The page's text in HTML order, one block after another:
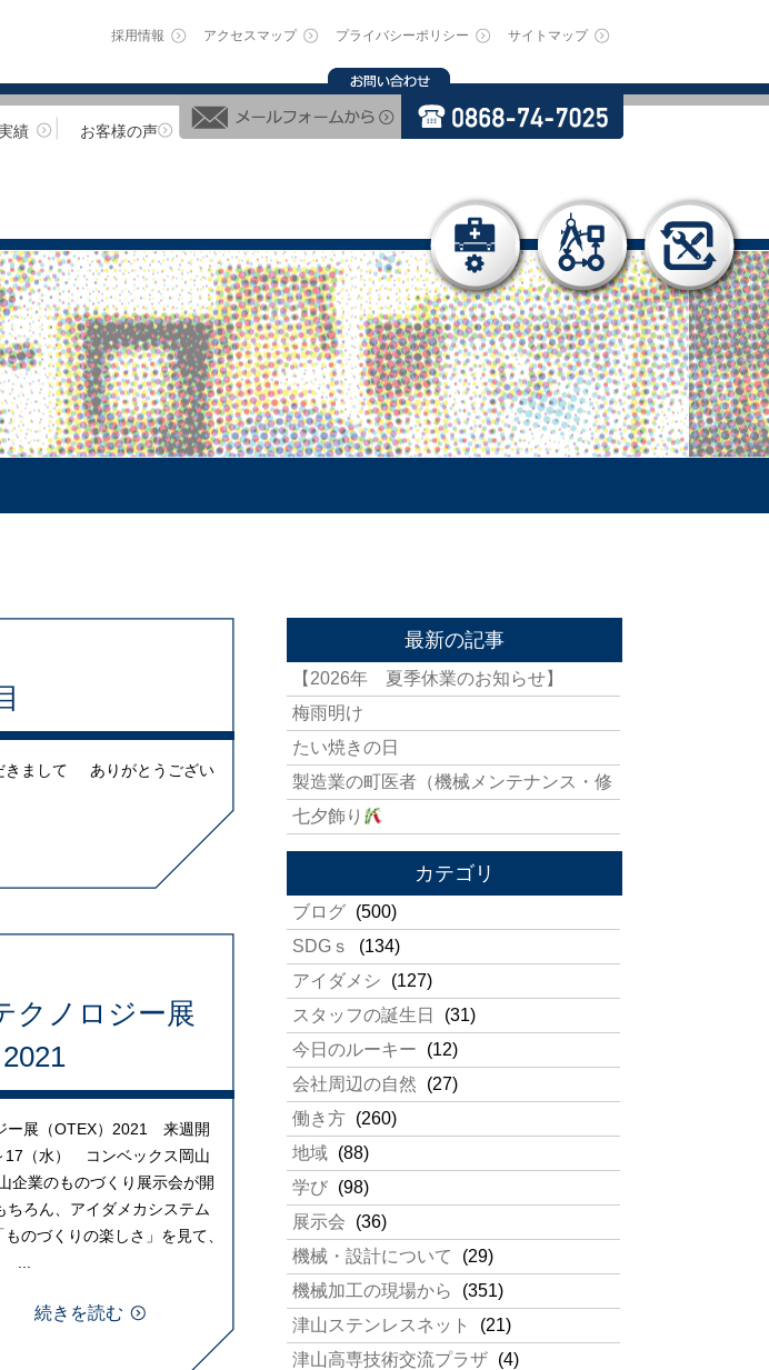
採用情報 アクセスマップ プライバシーポリシー サイトマップ
績 お客様の声
きまして ありがとうござい
クノロジー展
2021
ー展（OTEX）2021 来週開
17（水） コンベックス岡山
企業のものづくり展示会が開
ろん、アイダメカシステム
のづくりの楽しさ」を見て、
...
続きを読む
最新の記事
【2026年 夏季休業のお知らせ】
梅雨明け
たい焼きの日
製造業の町医者（機械メンテナンス・修
七夕飾り
カテゴリ
ブログ (500)
SDGｓ
(134)
アイダメシ
(127)
スタッフの誕生日
(31)
今日のルーキー
(12)
会社周辺の自然
(27)
働き方 (260)
地域 (88)
学び (98)
展示会
(36)
機械・設計について
(29)
機械加工の現場から
(351)
津山ステンレスネット
(21)
津山高専技術交流プラザ (4)